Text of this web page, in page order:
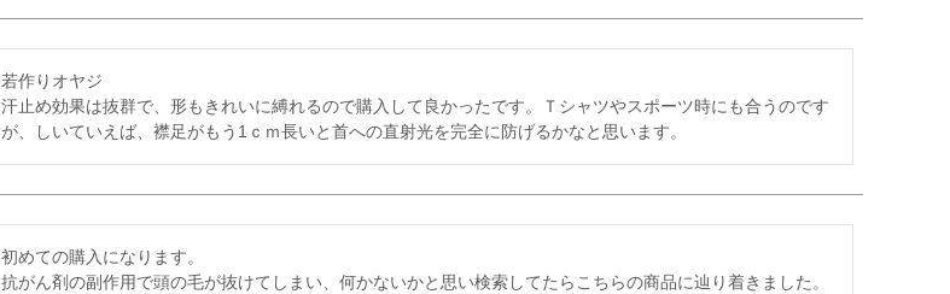
若作りオヤジ
汗止め効果は抜群で、形もきれいに縛れるので購入して良かったです。Ｔシャツやスポーツ時にも合うのです
が、しいていえば、襟足がもう1ｃｍ長いと首への直射光を完全に防げるかなと思います。
初めての購入になります。
抗がん剤の副作用で頭の毛が抜けてしまい、何かないかと思い検索してたらこちらの商品に辿り着きました。